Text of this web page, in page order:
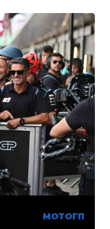
МОТОГП